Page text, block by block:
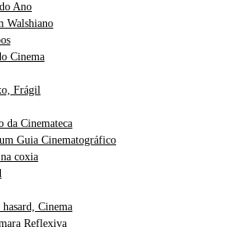
Ano
Walshiano
Cinema
Frágil
da Cinemateca
Guia Cinematográfico
coxia
Cinema
Reflexiva